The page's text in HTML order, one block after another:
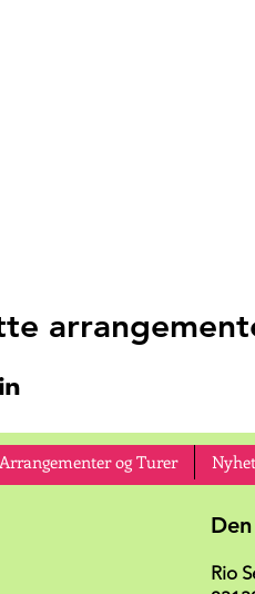
Rio
Arrangementer og Turer